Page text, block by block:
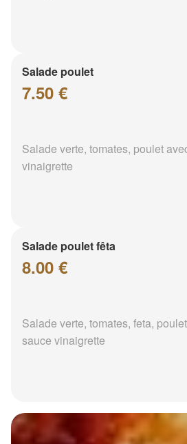
Salade poulet
7.50 €
Salade verte, tomates, poulet
vinaigrette
Salade poulet fêta
8.00 €
Salade verte, tomates, feta,
sauce vinaigrette